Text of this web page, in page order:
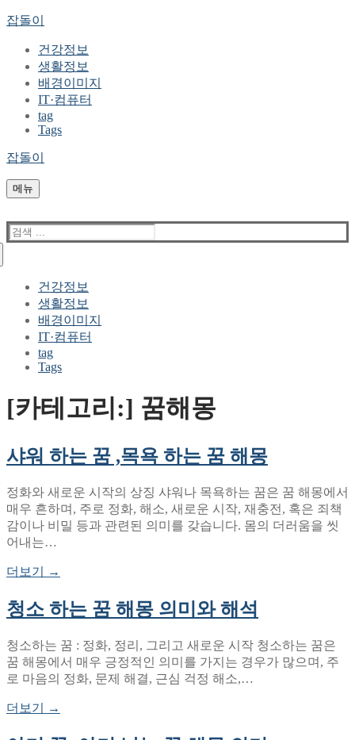
콘
메
닫
잡돌이
건강정보
생활정보
배경이미지
IT·컴퓨터
tag
Tags
잡돌이
메뉴
검
색
건강정보
생활정보
배경이미지
IT·컴퓨터
tag
Tags
[카테고리:] 꿈해몽
샤워 하는 꿈 ,목욕 하는 꿈 해몽
정화와 새로운 시작의 상징 샤워나 목욕하는 꿈은 꿈 해몽에서
매우 흔하며, 주로 정화, 해소, 새로운 시작, 재충전, 혹은 죄책
감이나 비밀 등과 관련된 의미를 갖습니다. 몸의 더러움을 씻
어내는…
더보기 →
청소 하는 꿈 해몽 의미와 해석
청소하는 꿈 : 정화, 정리, 그리고 새로운 시작 청소하는 꿈은
꿈 해몽에서 매우 긍정적인 의미를 가지는 경우가 많으며, 주
로 마음의 정화, 문제 해결, 근심 걱정 해소,…
더보기 →